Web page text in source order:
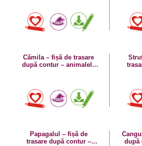
Cămila – fișă de trasare
după contur – animalele
Papagalul – fișă de
trasare după contur –
după